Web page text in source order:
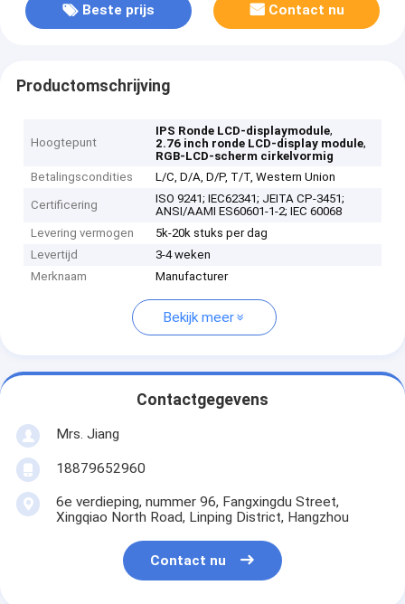
Beste prijs Contact nu
Productomschrijving
Hoogtepunt
IPS Ronde LCD-displaymodule,
2.76 inch ronde LCD-display module,
RGB-LCD-scherm cirkelvormig
Betalingscondities
L/C, D/A, D/P, T/T, Western Union
Certificering
ISO 9241; IEC62341; JEITA CP-3451;
ANSI/AAMI ES60601-1-2; IEC 60068
Levering vermogen
5k-20k stuks per dag
Levertijd
3-4 weken
Merknaam
Manufacturer
Bekijk meer
Contactgegevens
Mrs. Jiang
18879652960
6e verdieping, nummer 96, Fangxingdu Street,
Xingqiao North Road, Linping District, Hangzhou
Contact nu